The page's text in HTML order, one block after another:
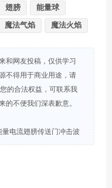
翅膀 能量球
魔法气焰 魔法火焰
和网友投稿，仅供学习
不得用于商业用途，请
的合法权益，可联系我
的不便我们深表歉意。
电流翅膀传送门冲击波